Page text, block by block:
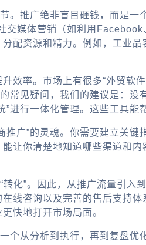
。推广绝非盲目砸钱，而是
交媒体营销（如利用
配资源和精力。例如，工业
效率。市场上有很多“外贸软
常见疑问，我们的建议是：
”进行一体化管理。这些工具
推广”的灵魂。你需要建立关
让你清楚地知道哪些渠道和
转化”。因此，从推广流量引
线咨询以及完善的售后支持
快地打开市场局面。
个从分析到执行，再到复盘